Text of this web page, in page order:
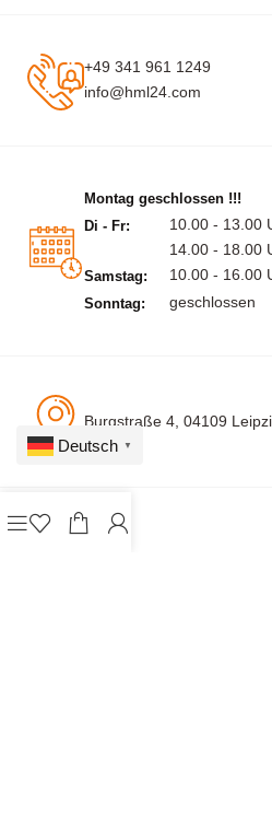
+49 341 961 1249
info@hml24.com
Montag geschlossen !!!
Di - Fr:
10.00 - 13.00
14.00 - 18.00
Samstag: 10.00 - 16.00
Sonntag: geschlossen
Burgstraße 4, 04109
Deutsch ▼